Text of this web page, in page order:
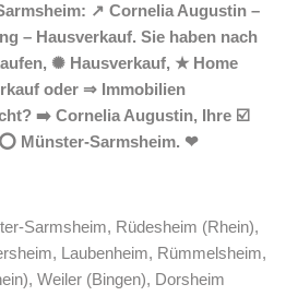
↗️ Cornelia Augustin –
– Hausverkauf. Sie haben nach
✺ Hausverkauf, ★ Home
oder ⇒ Immobilien
➡️ Cornelia Augustin, Ihre ☑️
Münster-Sarmsheim. ❤